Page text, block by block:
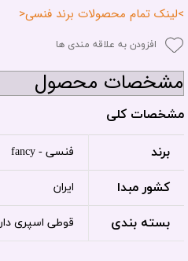
>لینک تمام محصولات برند فنسی<
افزودن به علاقه مندی ها
مشخصات محصول
مشخصات کلی
برند فنسی - fancy
کشور مبدا ایران
بسته بندی قوطی اسپری دار